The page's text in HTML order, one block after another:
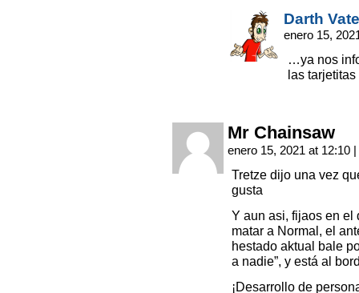
Darth
enero 15,
…ya nos
las
Mr Chainsaw
enero 15, 2021 at 12:10 |
Tretze dijo una vez
gusta
Y aun asi, fijaos en el
matar a Normal, el
hestado aktual bale
a nadie”, y está al
¡Desarrollo de